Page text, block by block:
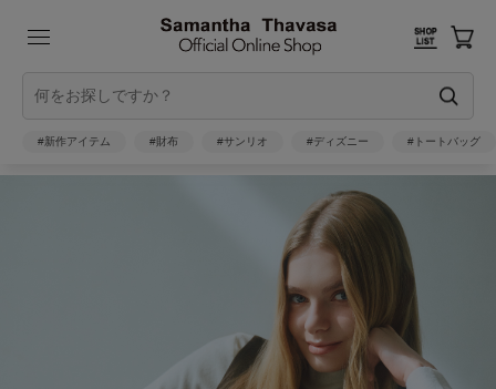
#新作アイテム #財布 #サンリオ #ディズニー #トートバッグ